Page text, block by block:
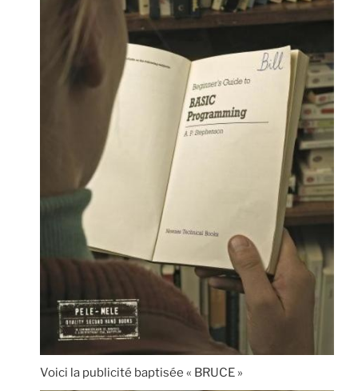
Voici la publicité baptisée « BRUCE »